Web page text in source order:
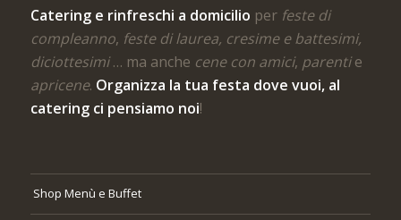
Catering e rinfreschi a domicilio per feste di
compleanno, feste di laurea, cresime e battesimi,
diciottesimi… ma anche cene con amici, parentie
apricene. Organizza la tua festa dove vuoi, al
catering ci pensiamo noi!
Shop Menù e Buffet